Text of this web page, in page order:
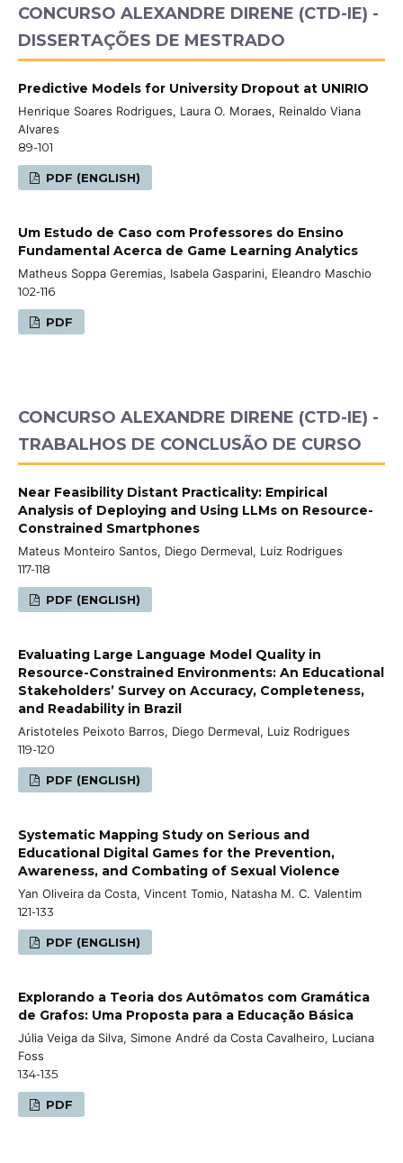
CONCURSO ALEXANDRE DIRENE (CTD-IE) -
DISSERTAÇÕES DE MESTRADO
Predictive Models for University Dropout at UNIRIO
Henrique Soares Rodrigues, Laura O. Moraes, Reinaldo Viana
Alvares
89-101
PDF (ENGLISH)
Um Estudo de Caso com Professores do Ensino
Fundamental Acerca de Game Learning Analytics
Matheus Soppa Geremias, Isabela Gasparini, Eleandro Maschio
102-116
PDF
CONCURSO ALEXANDRE DIRENE (CTD-IE) -
TRABALHOS DE CONCLUSÃO DE CURSO
Near Feasibility Distant Practicality: Empirical
Analysis of Deploying and Using LLMs on Resource-
Constrained Smartphones
Mateus Monteiro Santos, Diego Dermeval, Luiz Rodrigues
117-118
PDF (ENGLISH)
Evaluating Large Language Model Quality in
Resource-Constrained Environments: An Educational
Stakeholders’ Survey on Accuracy, Completeness,
and Readability in Brazil
Aristoteles Peixoto Barros, Diego Dermeval, Luiz Rodrigues
119-120
PDF (ENGLISH)
Systematic Mapping Study on Serious and
Educational Digital Games for the Prevention,
Awareness, and Combating of Sexual Violence
Yan Oliveira da Costa, Vincent Tomio, Natasha M. C. Valentim
121-133
PDF (ENGLISH)
Explorando a Teoria dos Autômatos com Gramática
de Grafos: Uma Proposta para a Educação Básica
Júlia Veiga da Silva, Simone André da Costa Cavalheiro, Luciana
Foss
134-135
PDF